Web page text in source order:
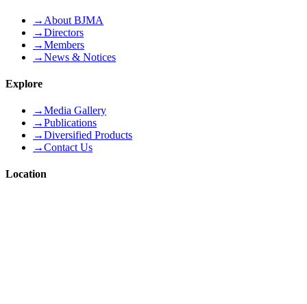
→ About BJMA
→Directors
→Members
→News & Notices
Explore
→Media Gallery
→Publications
→Diversified Products
→Contact Us
Location